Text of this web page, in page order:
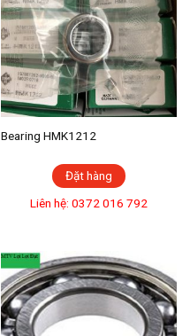
Bearing HMK1212
Đặt hàng
Liên hệ: 0372 016 792